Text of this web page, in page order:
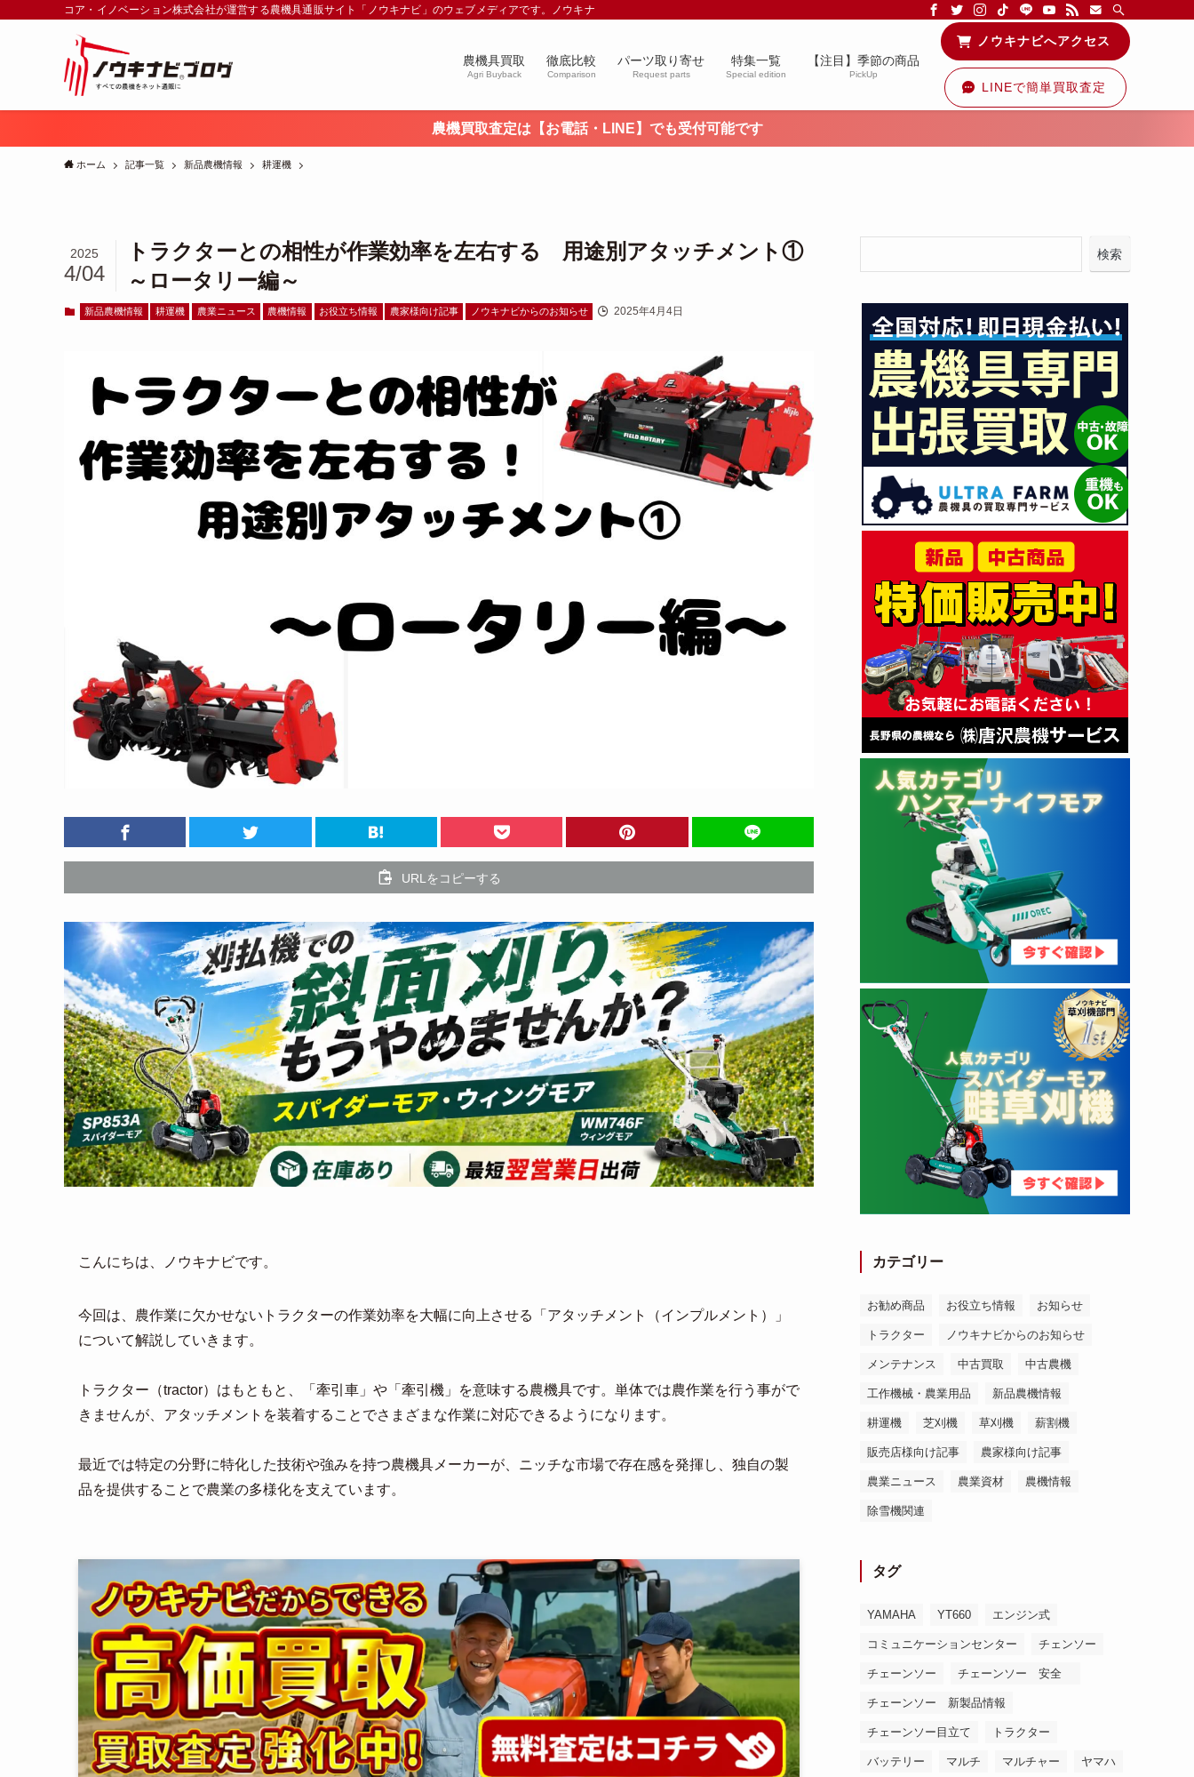
コア・イノベーション株式会社が運営する農機具通販サイト「ノウキナビ」のウェブメディアです。ノウキナビブログを通じて農業や農業機械に関する情報を配信中です！
農機具買取
Agri Buyback
徹底比較
Comparison
パーツ取り寄せ
Request parts
特集一覧
Special edition
【注目】季節の商品
PickUp
ノウキナビへアクセス
LINEで簡単買取査定
農機買取査定は【お電話・LINE】でも受付可能です
ホーム 記事一覧 新品農機情報 耕運機
トラクターとの相性が作業効率を左右する 用途別アタッチメント①
～ロータリー編～
2025
4/04
新品農機情報 耕運機 農業ニュース 農機情報 お役立ち情報 農家様向け記事 ノウキナビからのお知らせ 2025年4月4日
URLをコピーする
こんにちは、ノウキナビです。
今回は、農作業に欠かせないトラクターの作業効率を大幅に向上させる「アタッチメント（インプルメント）」
について解説していきます。
トラクター（tractor）はもともと、「牽引車」や「牽引機」を意味する農機具です。単体では農作業を行う事がで
きませんが、アタッチメントを装着することでさまざまな作業に対応できるようになります。
最近では特定の分野に特化した技術や強みを持つ農機具メーカーが、ニッチな市場で存在感を発揮し、独自の製
品を提供することで農業の多様化を支えています。
検索
カテゴリー
お勧め商品 お役立ち情報 お知らせ
トラクター ノウキナビからのお知らせ
メンテナンス 中古買取 中古農機
工作機械・農業用品 新品農機情報
耕運機 芝刈機 草刈機 薪割機
販売店様向け記事 農家様向け記事
農業ニュース 農業資材 農機情報
除雪機関連
タグ
YAMAHA YT660 エンジン式
コミュニケーションセンター チェンソー
チェーンソー チェーンソー 安全
チェーンソー 新製品情報
チェーンソー目立て トラクター
バッテリー マルチ マルチャー ヤマハ